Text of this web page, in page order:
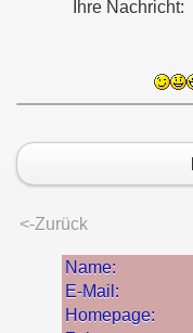
Ihre Nachricht:
<-Zurück
Name:
E-Mail:
Homepage: